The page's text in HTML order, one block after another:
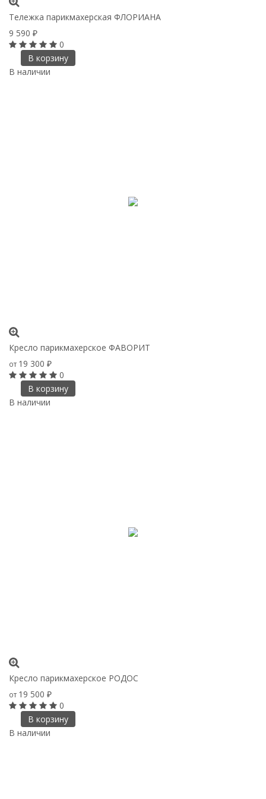
Тележка парикмахерская ФЛОРИАНА
9 590 ₽
0
В корзину
В наличии
Кресло парикмахерское ФАВОРИТ
от 19 300 ₽
0
В корзину
В наличии
Кресло парикмахерское РОДОС
от 19 500 ₽
0
В корзину
В наличии